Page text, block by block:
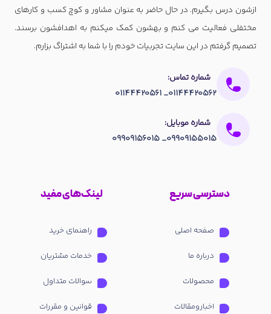
ازشون درس بگیرم. در حال حاضر به عنوان مشاور و کوچ کسب و کارهای
مختفلی فعالیت می کنم و بهشون کمک میکنم به اهدافشون برسند.
تصمیم گرفتم در این سایت تجربیات خودم را با شما به اشتراگ بزارم.
شماره تماس:
01144420562_ 01144420561
شماره موبایل:
09909155015_ 09909156015
دسترسی سریع
صفحه اصلی
درباره ما
محصولات
اخبارومقالات
لینک‌های مفید
راهنمای خرید
خدمات مشتریان
سوالات متداول
قوانین و مقررات